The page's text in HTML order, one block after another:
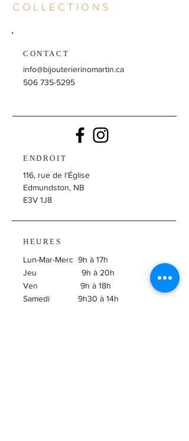
COLLECTIONS
CONTACT
info@bijouterierinomartin.ca
506 735-5295
ENDROIT
116, rue de l'Église
Edmundston, NB
E3V 1J8
HEURES
Lun-Mar-Merc 9h à 17h
Jeu 9h à 20h
Ven 9h à 18h
Samedi 9h30 à 14h